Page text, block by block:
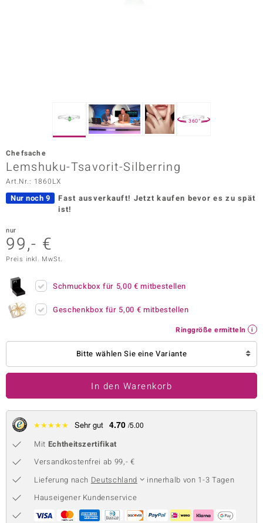
Vogue
BY DE MELO
Collection
360°
Chefsache
Lemshuku-Tsavorit-Silberring
Art.Nr.: 1860LX
Nur noch 9 Fast ausverkauft! Jetzt kaufen bevor es zu spät
ist!
nur
99,- €
Preis inkl. MwSt.
Schmuckbox für 5,00 € mitbestellen
Geschenkbox für 5,00 € mitbestellen
Ringgröße ermitteln
Bitte wählen Sie eine Variante
In den Warenkorb
★★★★★ Sehr gut 4.70 /5.00
Mit Echtheitszertifikat
Versandkostenfrei ab 99,- €
Lieferung nach Deutschland
innerhalb von 1-3 Tagen
Hauseigener Kundenservice